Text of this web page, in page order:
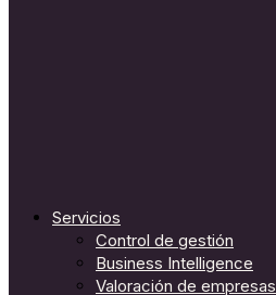
Servicios
Control de gestión
Business Intelligence
Valoración de empresas